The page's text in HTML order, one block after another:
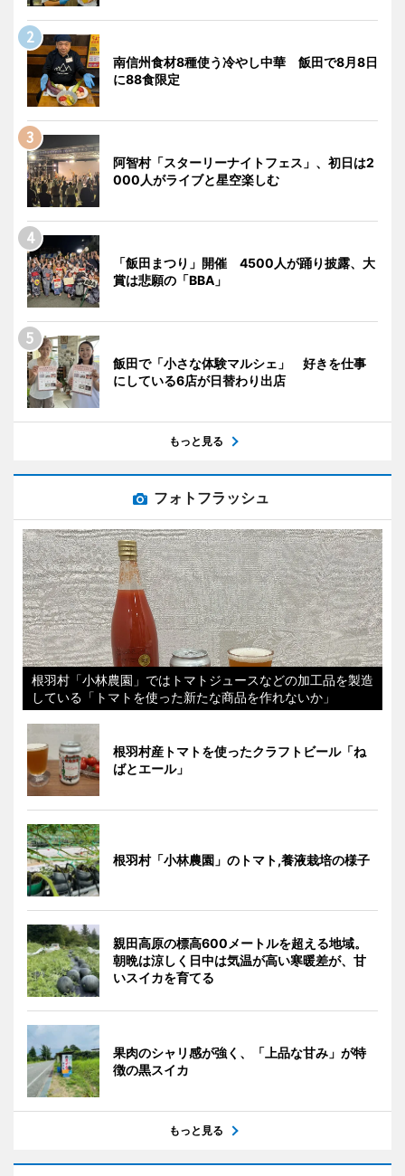
南信州食材8種使う冷やし中華 飯田で8月8日
に88食限定
阿智村「スターリーナイトフェス」、初日は2
000人がライブと星空楽しむ
「飯田まつり」開催 4500人が踊り披露、大
賞は悲願の「BBA」
飯田で「小さな体験マルシェ」 好きを仕事
にしている6店が日替わり出店
もっと見る
フォトフラッシュ
根羽村「小林農園」ではトマトジュースなどの加工品を製造
している「トマトを使った新たな商品を作れないか」
根羽村産トマトを使ったクラフトビール「ね
ばとエール」
根羽村「小林農園」のトマト,養液栽培の様子
親田高原の標高600メートルを超える地域。
朝晩は涼しく日中は気温が高い寒暖差が、甘
いスイカを育てる
果肉のシャリ感が強く、「上品な甘み」が特
徴の黒スイカ
もっと見る